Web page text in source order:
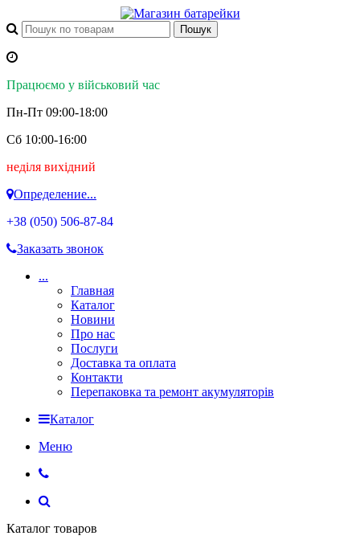
Працюємо у військовий час
Пн-Пт 09:00-18:00
Сб 10:00-16:00
неділя вихідний
Определение...
+38 (050) 506-87-84
Заказать звонок
...
Главная
Каталог
Новини
Про нас
Послуги
Доставка та оплата
Контакти
Перепаковка та ремонт акумуляторів
Каталог
Меню
Каталог товаров